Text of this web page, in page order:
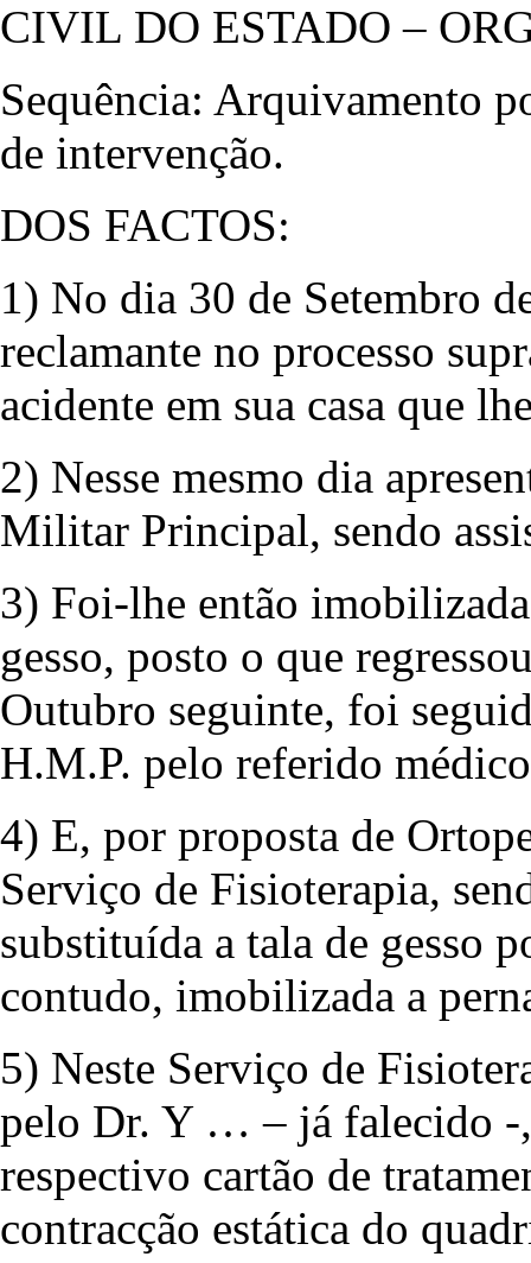
CIVIL DO ESTADO –
Sequência: Arquivamento
de intervenção.
DOS FACTOS:
1) No dia 30 de Setembro
reclamante no processo
acidente em sua casa que
2) Nesse mesmo dia
Militar Principal, sendo
3) Foi-lhe então
gesso, posto o que
Outubro seguinte, foi
H.M.P. pelo referido
4) E, por proposta de
Serviço de Fisioterapia,
substituída a tala de gesso
contudo, imobilizada a
5) Neste Serviço de
pelo Dr. Y … – já falecido -,
respectivo cartão de
contracção estática do